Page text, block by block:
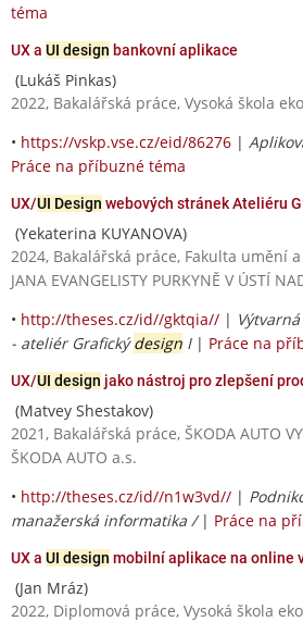
téma
UX a UI design bankovní aplikace
(Lukáš Pinkas)
2022, Bakalářská práce, Vysoká škola
• https://vskp.vse.cz/eid/86276 |
Práce na příbuzné téma
UX/UI Design webových stránek Ateliéru
(Yekaterina KUYANOVA)
2024, Bakalářská práce, Fakulta umění a
JANA EVANGELISTY PURKYNĚ V ÚSTÍ
• http://theses.cz/id//gktqia// |
- ateliér Grafickýdesign I| Práce na
UX/UI design jako nástroj pro zlepšení
(Matvey Shestakov)
2021, Bakalářská práce, ŠKODA AUTO
ŠKODA AUTO a.s.
• http://theses.cz/id//n1w3vd// |
manažerská informatika / | Práce na
UX a UI design mobilní aplikace na online
(Jan Mráz)
2022, Diplomová práce, Vysoká škola